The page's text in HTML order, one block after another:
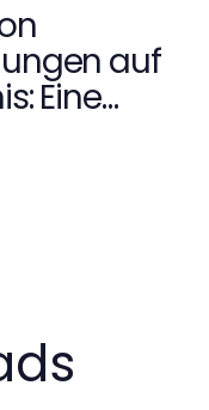
auf
Eine